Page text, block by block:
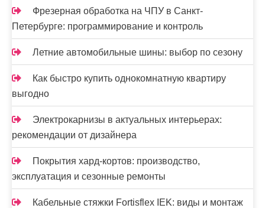
и
с
я
м
Фрезерная обработка на ЧПУ в Санкт-
Петербурге: программирование и контроль
Летние автомобильные шины: выбор по сезону
Как быстро купить однокомнатную квартиру
выгодно
Электрокарнизы в актуальных интерьерах:
рекомендации от дизайнера
Покрытия хард-кортов: производство,
эксплуатация и сезонные ремонты
Кабельные стяжки Fortisflex IEK: виды и монтаж